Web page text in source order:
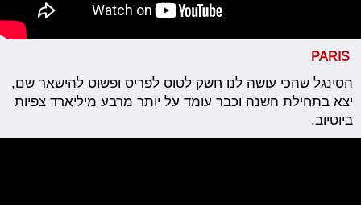
PARIS
הסינגל שהכי עושה לנו חשק לטוס לפריס ופשוט להישאר שם,
יצא בתחילת השנה וכבר עומד על יותר מרבע מיליארד צפיות
ביוטיוב.